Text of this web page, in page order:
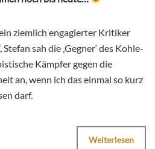
ziemlich engagierter Kritiker
, Stefan sah die ‚Gegner‘ des Kohle-
Kämpfer gegen die
an, wenn ich das einmal so kurz
darf.
Weiterlesen